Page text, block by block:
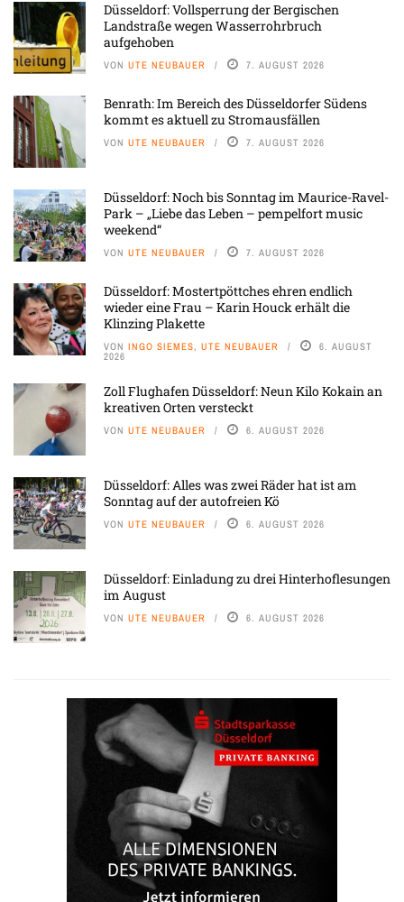
Düsseldorf: Vollsperrung der Bergischen
Landstraße wegen Wasserrohrbruch
aufgehoben
VON UTE NEUBAUER 7. AUGUST 2026
Benrath: Im Bereich des Düsseldorfer Südens
kommt es aktuell zu Stromausfällen
VON UTE NEUBAUER 7. AUGUST 2026
Düsseldorf: Noch bis Sonntag im Maurice-Ravel-
Park – „Liebe das Leben – pempelfort music
weekend“
VON UTE NEUBAUER 7. AUGUST 2026
Düsseldorf: Mostertpöttches ehren endlich
wieder eine Frau – Karin Houck erhält die
Klinzing Plakette
VON INGO SIEMES, UTE NEUBAUER 6. AUGUST
2026
Zoll Flughafen Düsseldorf: Neun Kilo Kokain an
kreativen Orten versteckt
VON UTE NEUBAUER 6. AUGUST 2026
Düsseldorf: Alles was zwei Räder hat ist am
Sonntag auf der autofreien Kö
VON UTE NEUBAUER 6. AUGUST 2026
Düsseldorf: Einladung zu drei Hinterhoflesungen
im August
VON UTE NEUBAUER 6. AUGUST 2026